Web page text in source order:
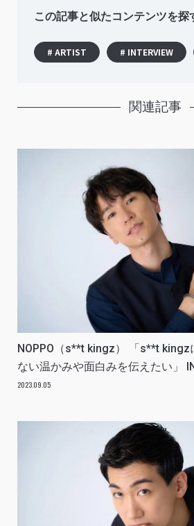
この記事と似たコンテンツを探
# ARTIST # INTERVIEW
関連記事
NOPPO（s**t kingz） 「s**t kingz
ない温かみや面白みを伝えたい」
2023.09.05